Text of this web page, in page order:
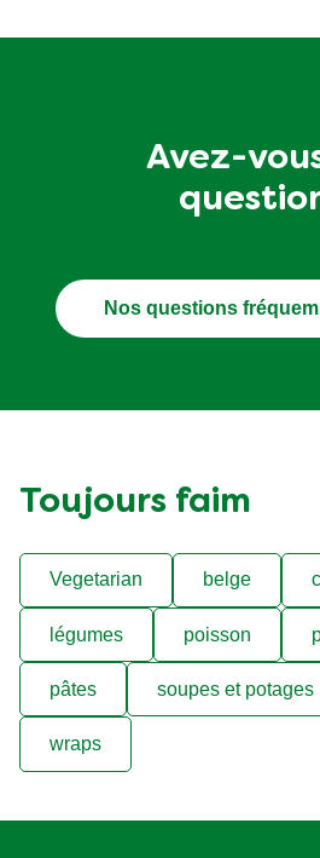
Avez-
Nos questions
Toujours faim
Vegetarian belge
légumes poisson
pâtes soupes et potages
wraps